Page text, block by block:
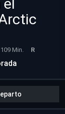
el
109 Min. R